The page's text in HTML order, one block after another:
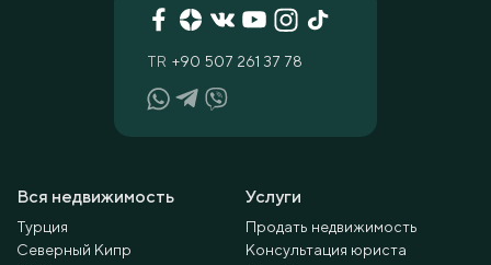
Вся недвижимость
Турция
Северный Кипр
Услуги
Продать недвижимость
Консультация юриста
TR +90 507 261 37 78